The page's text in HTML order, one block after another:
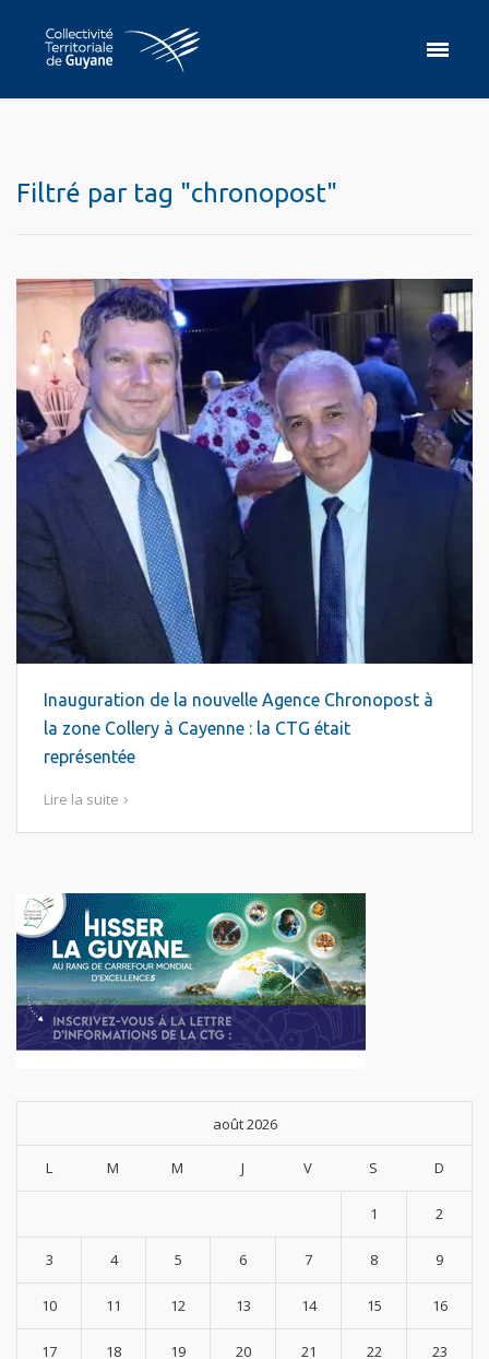
Filtré par tag "chronopost"
Inauguration de la nouvelle Agence Chronopost à
la zone Collery à Cayenne : la CTG était
représentée
Lire la suite
août 2026
L M M J V S D
1 2
3 4 5 6 7 8 9
10 11 12 13 14 15 16
17 18 19 20 21 22 23